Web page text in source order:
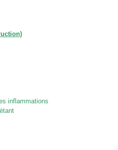
inflammations